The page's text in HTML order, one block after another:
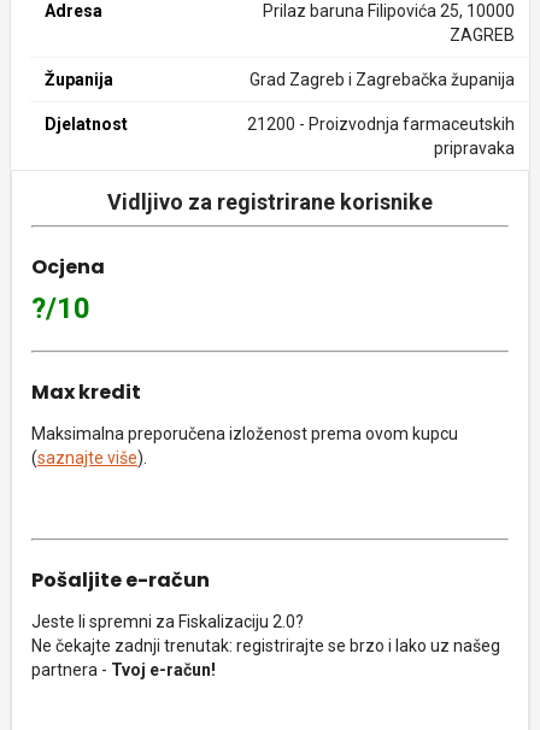
Adresa
Prilaz baruna Filipovića 25, 10000
ZAGREB
Županija Grad Zagreb i Zagrebačka županija
Djelatnost
21200 - Proizvodnja farmaceutskih
pripravaka
Vidljivo za registrirane korisnike
Ocjena
?/10
Max kredit
Maksimalna preporučena izloženost prema ovom kupcu
(saznajte više).
Pošaljite e-račun
Jeste li spremni za Fiskalizaciju 2.0?
Ne čekajte zadnji trenutak: registrirajte se brzo i lako uz našeg
partnera - Tvoj e-račun!